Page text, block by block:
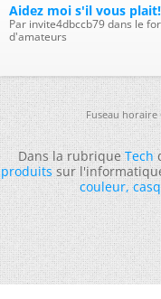
Aidez moi s'il vous plait!
Par invite4dbccb79 dans le
d'amateurs
Fuseau horaire
Dans la rubriqueTech
produitssur
couleur,